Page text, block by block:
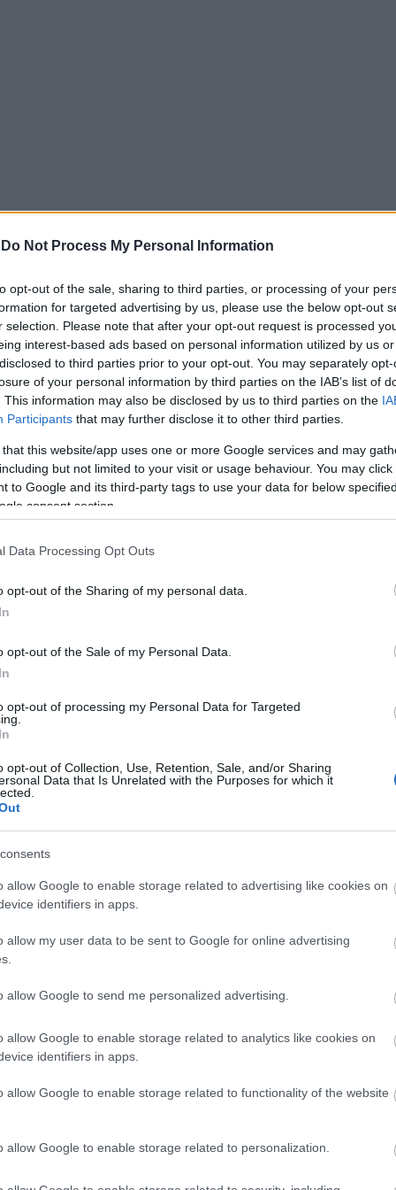
Do Not Process My Personal Information
opt-out of the sale, sharing to third parties, or processing of your
for targeted advertising by us, please use the below opt-out
selection. Please note that after your opt-out request is processed
interest-based ads based on personal information utilized by us
to third parties prior to your opt-out. You may separately
of your personal information by third parties on the IAB’s list of
This information may also be disclosed by us to third parties on the
Participants that may further disclose it to other third parties.
that this website/app uses one or more Google services and may
but not limited to your visit or usage behaviour. You may
to Google and its third-party tags to use your data for below
consent section.
Data Processing Opt Outs
opt-out of the Sharing of my personal data.
opt-out of the Sale of my Personal Data.
opt-out of processing my Personal Data for Targeted
opt-out of Collection, Use, Retention, Sale, and/or Sharing
Data that Is Unrelated with the Purposes for which it
allow Google to enable storage related to advertising like cookies on
identifiers in apps.
allow my user data to be sent to Google for online advertising
allow Google to send me personalized advertising.
allow Google to enable storage related to analytics like cookies on
identifiers in apps.
allow Google to enable storage related to functionality of the website
allow Google to enable storage related to personalization.
από τη ζωή την Παρασκευή, σε ηλικία 85 ετών, έπειτα
χρόνια. Η σορός του βρίσκεται στον ναό από τις
δωρεές στη μνήμη του στον οργανισμό «Το
σύζυγός του, Μαριάννα, και οι δύο κόρες του, Όλγα και
δημόσιο ρόλο που τον συνόδευσε για δεκαετίες.
και ο πρωθυπουργός Κυριάκος Μητσοτάκης, ο
για έναν πολιτικό που άφησε ισχυρό αποτύπωμα στη
αντίο στον «Σαρακατσάνο» της ΝΔ που άφησε
δικό του αποτύπωμα στη σύγχρονη ιστορία
για την ανάπτυξη της εθνικής οικονομίας»,
κόσμου, ενώ στο κοιμητήριο Παπάγου βρέθηκαν
και ο πρώην υπουργός Σωτήρης Χατζηγάκης.
ανακοινώσεων και αναρτήσεων από πολιτικούς
μια προσωπικότητα που υπηρέτησε τη δημόσια ζωή με